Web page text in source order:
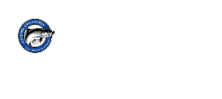
content